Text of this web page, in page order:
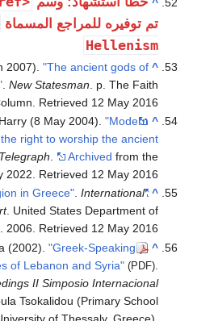
تم توفيره للمراجع المسماة
Hellenism
^
2007)."The ancient gods of
.New Statesman . p. The Faith
. Retrieved 12 May 2016
^
(8 May 2004)."Modern
right to worship the ancient
Archived from the
2022 . Retrieved 12 May 2016
^
"Freedom of Religion in Greece"
.International
. United States Department of
2006. Retrieved 12 May 2016
^
(2002)."Greek-Speaking
of Lebanon and Syria" (PDF)
II Simposio Internacional
Tsokalidou (Primary School
of Thessaly, Greece).